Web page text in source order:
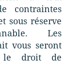
contraintes
sous réserve
Les
vous seront
le droit de